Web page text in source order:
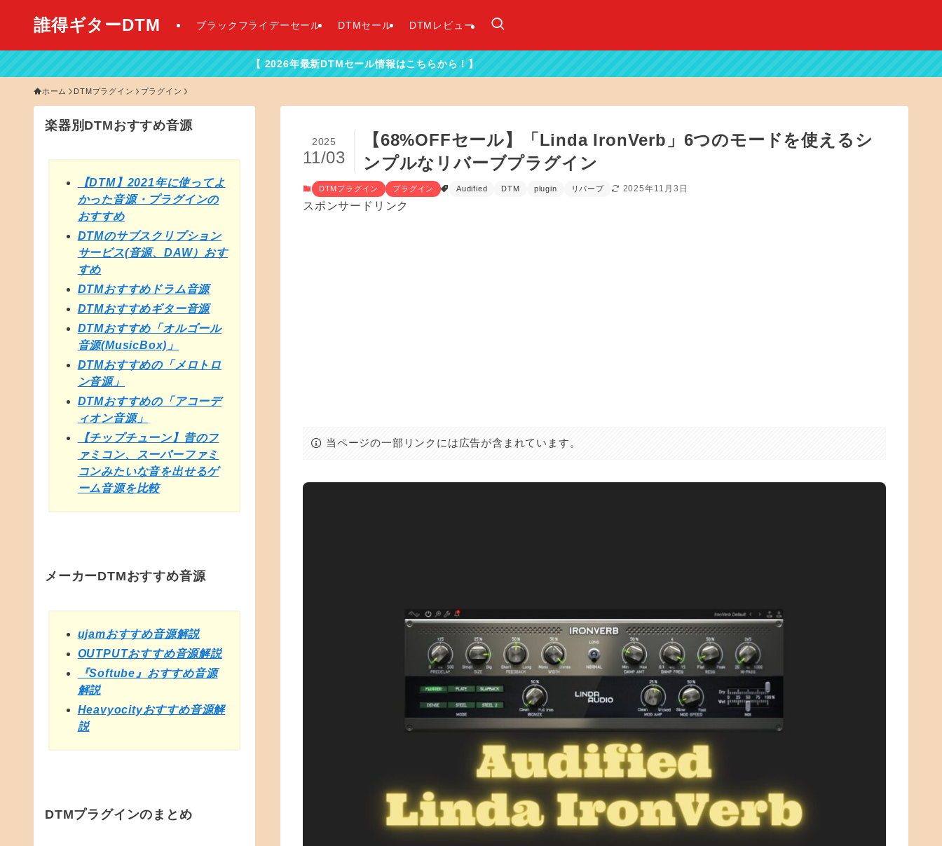
誰得ギターDTM ブラックフライデーセール DTMセール DTMレビュー
【 2026年最新DTMセール情報はこちらから！】
ホーム DTMプラグイン プラグイン
【68%OFFセール】「Linda IronVerb」6つのモードを使えるシ
ンプルなリバーブプラグイン
2025
11/03
DTMプラグイン プラグイン Audified DTM plugin リバーブ 2025年11月3日
スポンサードリンク
当ページの一部リンクには広告が含まれています。
楽器別DTMおすすめ音源
【DTM】2021年に使ってよ
かった音源・プラグインの
おすすめ
DTMのサブスクリプション
サービス(音源、DAW）おす
すめ
DTMおすすめドラム音源
DTMおすすめギター音源
DTMおすすめ「オルゴール
音源(MusicBox)」
DTMおすすめの「メロトロ
ン音源」
DTMおすすめの「アコーデ
ィオン音源」
【チップチューン】昔のフ
ァミコン、スーパーファミ
コンみたいな音を出せるゲ
ーム音源を比較
メーカーDTMおすすめ音源
ujamおすすめ音源解説
OUTPUTおすすめ音源解説
『Softube』おすすめ音源
解説
Heavyocityおすすめ音源解
説
DTMプラグインのまとめ